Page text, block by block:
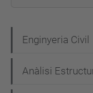
a
v
Enginyeria Civil
Anàlisi